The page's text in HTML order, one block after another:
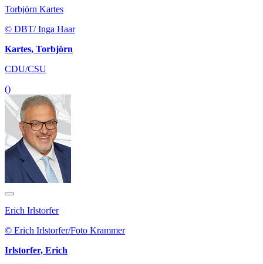
Torbjörn Kartes
© DBT/ Inga Haar
Kartes, Torbjörn
CDU/CSU
()
Erich Irlstorfer
© Erich Irlstorfer/Foto Krammer
Irlstorfer, Erich